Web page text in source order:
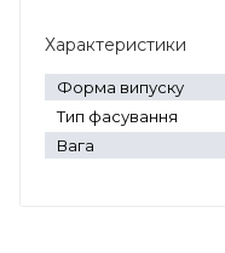
Характеристики
Форма випуску
Тип фасування
Вага